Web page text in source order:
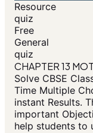
Resource
quiz
Free
General
quiz
CHAPTER 13
Solve CBSE
Time Multiple
instant Results.
important
help students to